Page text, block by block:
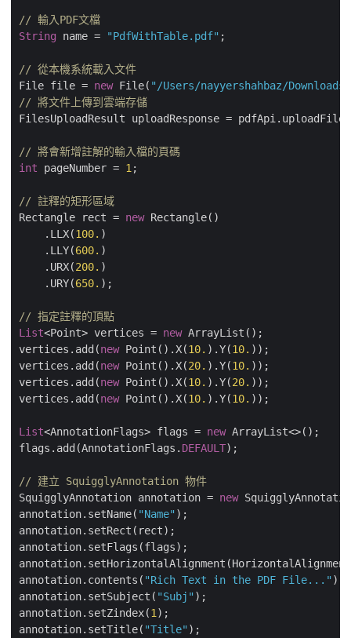
// 輸入PDF文檔
String name = "PdfWithTable.pdf" ;
// 從本機系統載入文件
File file = new File( "/Users/nayyershahbaz/
// 將文件上傳到雲端存儲
FilesUploadResult uploadResponse =
// 將會新增註解的輸入檔的頁碼
int pageNumber = 1 ;
// 註釋的矩形區域
Rectangle rect = new Rectangle()
    .LLX(
100. )
    .LLY(
600. )
    .URX(
200. )
    .URY(
650. );
// 指定註釋的頂點
List<Point> vertices = new ArrayList();
vertices.add(new Point().X(10. ).Y(10. ));
vertices.add(new Point().X(20. ).Y(10. ));
vertices.add(new Point().X(10. ).Y(20. ));
vertices.add(new Point().X(10. ).Y(10. ));
List<AnnotationFlags> flags = new ArrayList<>();
flags.add(AnnotationFlags. DEFAULT);
// 建立 SquigglyAnnotation 物件
SquigglyAnnotation annotation = new
annotation.setName( "Name" );
annotation.setRect(rect);
annotation.setFlags(flags);
annotation.contents( "Rich Text in the PDF File..." );
annotation.setSubject( "Subj" );
annotation.setZindex(1 );
annotation.setTitle( "Title" );